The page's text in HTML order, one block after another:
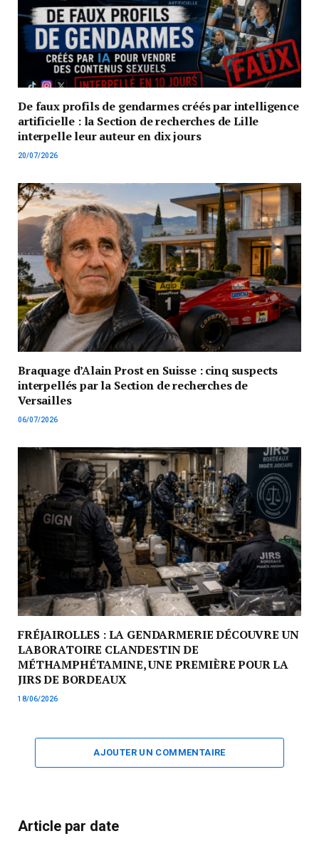
De faux profils de gendarmes créés par intelligence
artificielle : la Section de recherches de Lille
interpelle leur auteur en dix jours
20/07/2026
Braquage d’Alain Prost en Suisse : cinq suspects
interpellés par la Section de recherches de
Versailles
06/07/2026
FRÉJAIROLLES : LA GENDARMERIE DÉCOUVRE UN
LABORATOIRE CLANDESTIN DE
MÉTHAMPHÉTAMINE, UNE PREMIÈRE POUR LA
JIRS DE BORDEAUX
18/06/2026
AJOUTER UN COMMENTAIRE
Article par date